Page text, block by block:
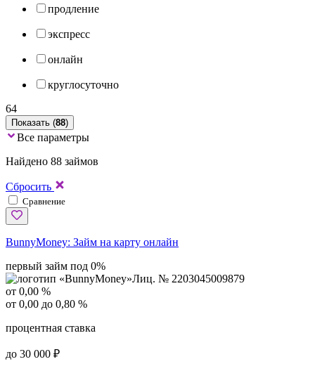
продление
экспресс
онлайн
круглосуточно
64
Показать (88)
Все параметры
Найдено 88 займов
Сбросить
Сравнение
BunnyMoney: Займ на карту онлайн
первый займ под 0%
Лиц. № 2203045009879
от 0,00 %
от 0,00 до 0,80 %
процентная ставка
до 30 000 ₽